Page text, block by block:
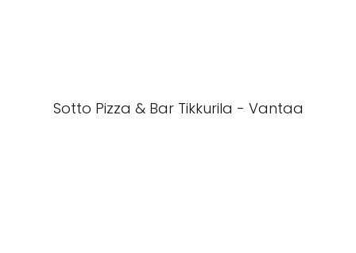
Sotto Pizza & Bar Tikkurila - Vantaa